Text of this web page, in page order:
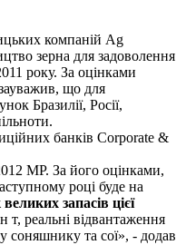
компаній Ag
зерна для задоволення
року. За оцінками
що для
Бразилії, Росії,
банків Corporate &
МР. За його оцінками,
році буде на
запасів цієї
реальні відвантаження
соняшнику та сої», - додав